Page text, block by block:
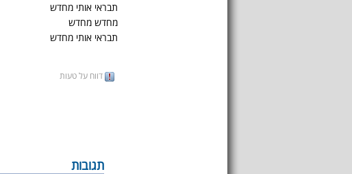
תבראי אותי מחדש
מחדש מחדש
תבראי אותי מחדש
דווח על טעות
תגובות